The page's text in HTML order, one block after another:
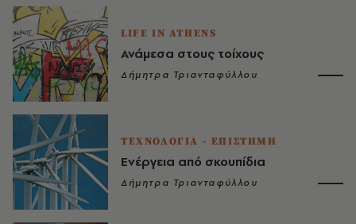
LIFE IN ATHENS
Ανάμεσα στους τοίχους
Δήμητρα Τριανταφύλλου
ΤΕΧΝΟΛΟΓΙΑ - ΕΠΙΣΤΗΜΗ
Ενέργεια από σκουπίδια
Δήμητρα Τριανταφύλλου